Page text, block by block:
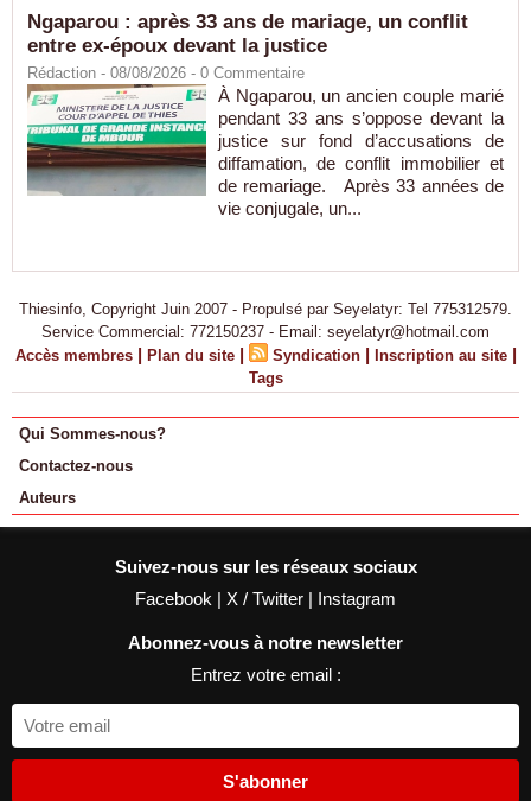
Ngaparou : après 33 ans de mariage, un conflit
entre ex-époux devant la justice
Rédaction - 08/08/2026 - 0 Commentaire
À Ngaparou, un ancien couple marié
pendant 33 ans s’oppose devant la
justice sur fond d’accusations de
diffamation, de conflit immobilier et
de remariage. Après 33 années de
vie conjugale, un...
Thiesinfo, Copyright Juin 2007 - Propulsé par Seyelatyr: Tel 775312579.
Service Commercial: 772150237 - Email: seyelatyr@hotmail.com
Accès membres | Plan du site | Syndication | Inscription au site |
Tags
Qui Sommes-nous?
Contactez-nous
Auteurs
Suivez-nous sur les réseaux sociaux
Facebook | X / Twitter | Instagram
Abonnez-vous à notre newsletter
Entrez votre email :
S'abonner